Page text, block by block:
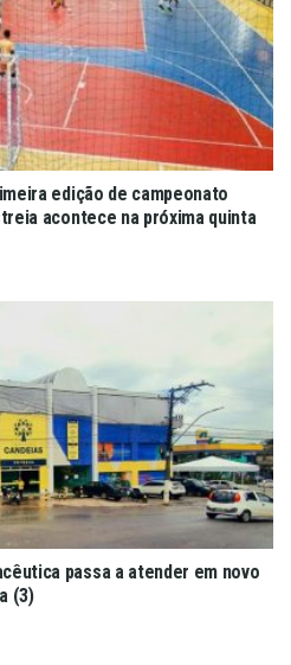
edição de campeonato
acontece na próxima quinta
passa a atender em novo
(3)